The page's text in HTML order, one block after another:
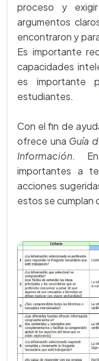
proceso y
argumentos
encontraron y
Es importante
capacidades
es importante
estudiantes.
Con el fin de
ofrece una Guía
Información.
importantes a
acciones
estos se cumplan